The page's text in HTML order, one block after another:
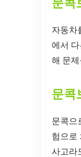
문콕
자동차
에서
해 문
문콕
문콕으
험으로
사고라